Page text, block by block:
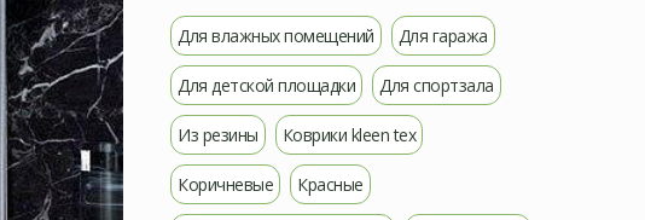
Для влажных помещений Для гаража
Для детской площадки Для спортзала
Из резины Коврики kleen tex
Коричневые Красные